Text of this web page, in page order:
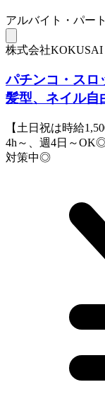
アルバイト・パート
株式会社KOKUSAI
パチンコ・スロ
髪型、ネイル自
【土日祝は時給
4h～、週4日～
対策中◎